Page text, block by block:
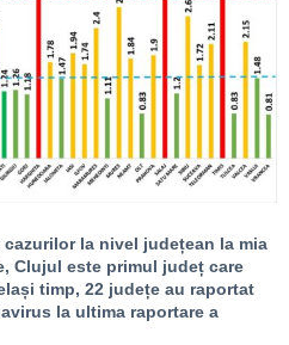
la nivel județean la mia
Clujul este primul județ care
timp, 22 județe au raportat
la ultima raportare a